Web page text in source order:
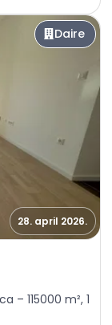
Daire
28. april 2026.
– 115000 m², 1